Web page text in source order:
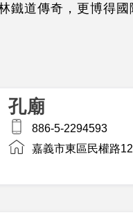
鐵道傳奇，更博得國
孔廟
886-5-2294593
嘉義市東區民權路